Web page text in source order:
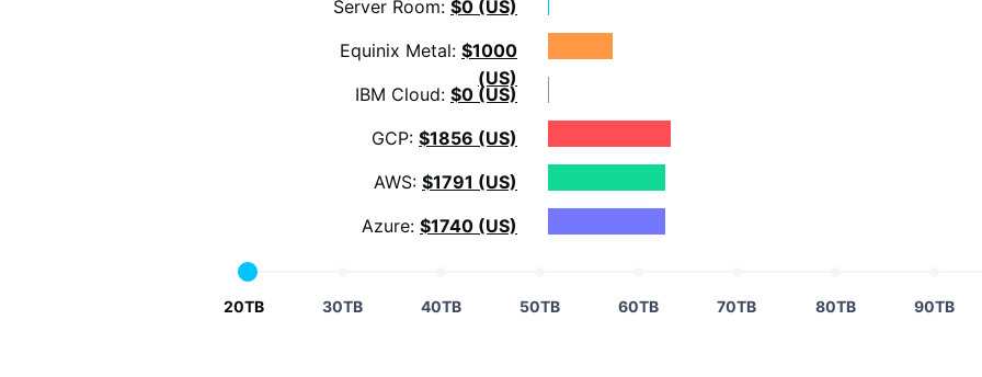
Server Room: $0 (US)
Equinix Metal: $1000
(US)
IBM Cloud: $0 (US)
GCP: $1856 (US)
AWS: $1791 (US)
Azure: $1740 (US)
20TB 30TB 40TB 50TB 60TB 70TB 80TB 90TB